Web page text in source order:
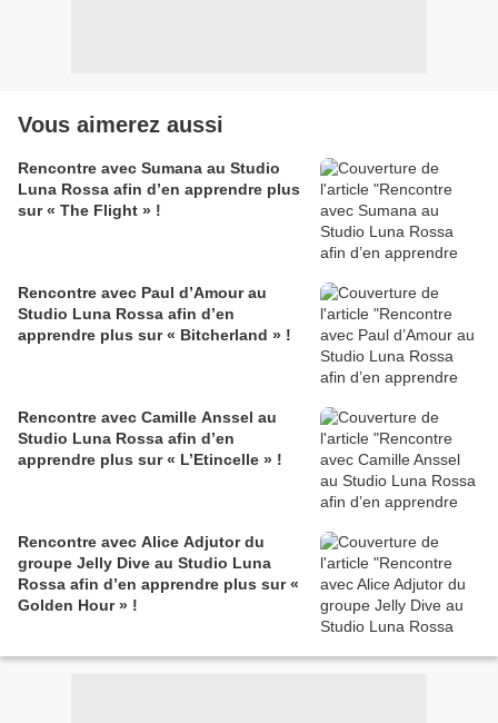
Vous aimerez aussi
Rencontre avec Sumana au Studio
Luna Rossa afin d’en apprendre plus
sur « The Flight » !
Rencontre avec Paul d’Amour au
Studio Luna Rossa afin d’en
apprendre plus sur « Bitcherland » !
Rencontre avec Camille Anssel au
Studio Luna Rossa afin d’en
apprendre plus sur « L’Etincelle » !
Rencontre avec Alice Adjutor du
groupe Jelly Dive au Studio Luna
Rossa afin d’en apprendre plus sur «
Golden Hour » !